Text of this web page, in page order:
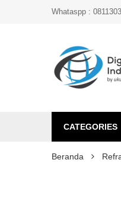
Whataspp :
CATEGORIES
Beranda